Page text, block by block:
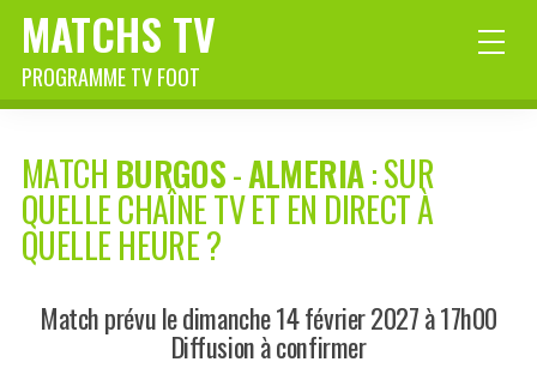
MATCHS TV
PROGRAMME TV FOOT
MATCH BURGOS-ALMERIA: SUR
QUELLE CHAÎNE TV ET EN DIRECT À
QUELLE HEURE ?
Match prévu le dimanche 14 février 2027 à 17h00
Diffusion à confirmer